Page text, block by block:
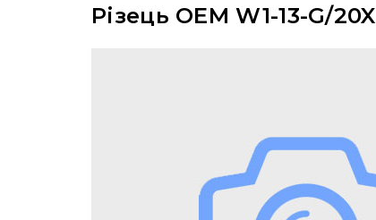
Різець OEM W1-13-G/20X